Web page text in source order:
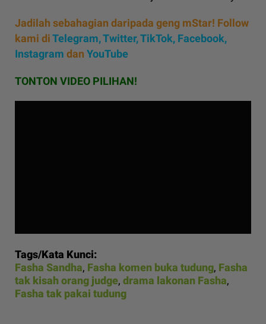
Jadilah sebahagian daripada geng mStar! Follow
kami diTelegram,Twitter,TikTok, Facebook,
Instagram dan YouTube
TONTON VIDEO PILIHAN!
Tags/Kata Kunci:
Fasha Sandha, Fasha komen buka tudung, Fasha
tak kisah orang judge, drama lakonan Fasha,
Fasha tak pakai tudung